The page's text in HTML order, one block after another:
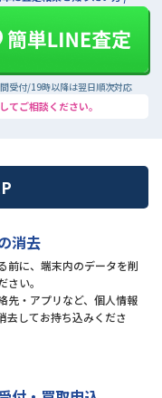
受付/19時以降は翌日順次対応
てご相談ください。
消去
前に、端末内のデータを削
さい。
先・アプリなど、個人情報
去してお持ち込みくださ